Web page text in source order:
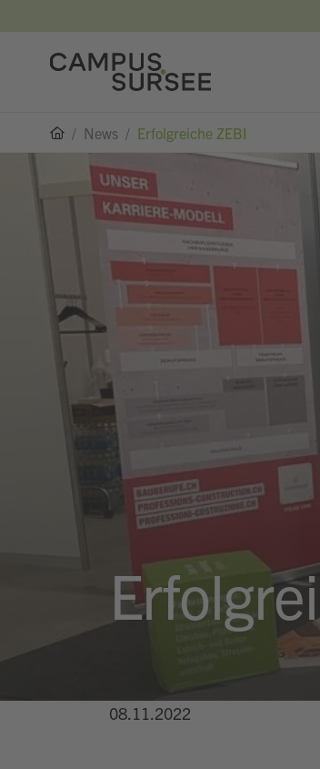
/ News / Erfolgreiche ZEBI
08.11.2022